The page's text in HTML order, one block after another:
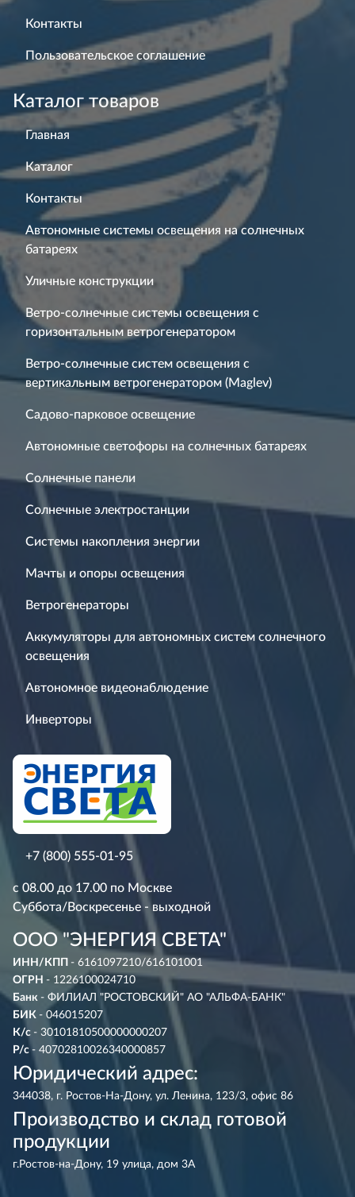
Контакты
Пользовательское соглашение
Каталог товаров
Главная
Каталог
Контакты
Автономные системы освещения на солнечных
батареях
Уличные конструкции
Ветро-солнечные системы освещения с
горизонтальным ветрогенератором
Ветро-солнечные систем освещения с
вертикальным ветрогенератором (Maglev)
Садово-парковое освещение
Автономные светофоры на солнечных батареях
Солнечные панели
Солнечные электростанции
Системы накопления энергии
Мачты и опоры освещения
Ветрогенераторы
Аккумуляторы для автономных систем солнечного
освещения
Автономное видеонаблюдение
Инверторы
+7 (800) 555-01-95
с 08.00 до 17.00 по Москве
Суббота/Воскресенье - выходной
ООО "ЭНЕРГИЯ СВЕТА"
ИНН/КПП - 6161097210/616101001
ОГРН - 1226100024710
Банк - ФИЛИАЛ "РОСТОВСКИЙ" АО "АЛЬФА-БАНК"
БИК - 046015207
К/с - 30101810500000000207
Р/с - 40702810026340000857
Юридический адрес:
344038, г. Ростов-На-Дону, ул. Ленина, 123/3, офис 86
Производство и склад готовой
продукции
г.Ростов-на-Дону, 19 улица, дом 3А